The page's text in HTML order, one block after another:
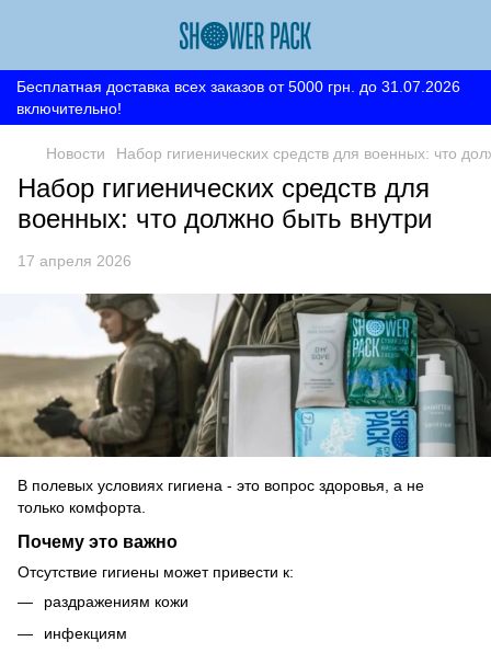
Бесплатная доставка всех заказов от 5000 грн. до 31.07.2026
включительно!
Новости Набор гигиенических средств для военных: что
Набор гигиенических средств для
военных: что должно быть внутри
17 апреля 2026
В полевых условиях гигиена - это вопрос здоровья, а не
только комфорта.
Почему это важно
Отсутствие гигиены может привести к:
раздражениям кожи
инфекциям